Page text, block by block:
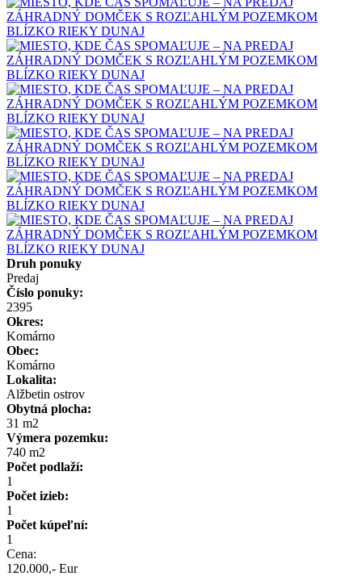
Druh ponuky
Predaj
Číslo ponuky:
2395
Okres:
Komárno
Obec:
Komárno
Lokalita:
Alžbetin ostrov
Obytná plocha:
31 m2
Výmera pozemku:
740 m2
Počet podlaží:
1
Počet izieb:
1
Počet kúpeľní:
1
Cena:
120.000,- Eur